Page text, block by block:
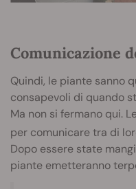
Comunicazione
Quindi, le piante sanno
consapevoli di quando
Ma non si fermano qui.
per comunicare tra di
Dopo essere state
piante emetteranno